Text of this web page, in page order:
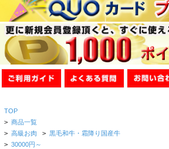
TOP
> 商品一覧
> 高級お肉 > 黒毛和牛・霜降り国産牛
> 30000円～